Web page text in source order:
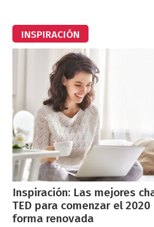
INSPIRACIÓN
Inspiración: Las mejores
TED para comenzar el 2020
forma renovada